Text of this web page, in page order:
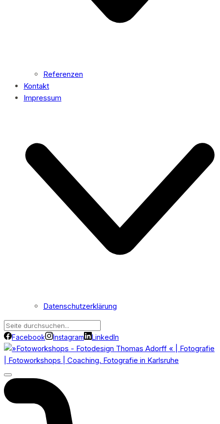
Referenzen
Kontakt
Impressum
Datenschutzerklärung
Facebook Instagram LinkedIn